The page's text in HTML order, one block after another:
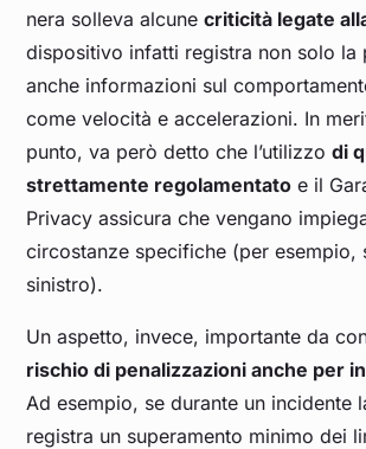
nera solleva alcunecriticità legate
dispositivo infatti registra non solo la
anche informazioni sul
come velocità e accelerazioni. In
punto, va però detto che l’utilizzodi
strettamente regolamentato e il
Privacy assicura che vengano
circostanze specifiche (per esempio,
sinistro).
Un aspetto, invece, importante da
rischio di penalizzazioni anche per
Ad esempio, se durante un incidente
registra un superamento minimo dei